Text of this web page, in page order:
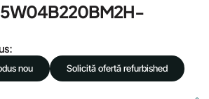
nou Solicită ofertă refurbished